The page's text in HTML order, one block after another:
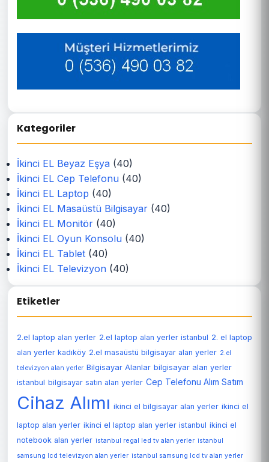
Kategoriler
İkinci EL Beyaz Eşya (40)
İkinci EL Cep Telefonu (40)
İkinci EL Laptop (40)
İkinci EL Masaüstü Bilgisayar (40)
İkinci EL Monitör (40)
İkinci EL Oyun Konsolu (40)
İkinci EL Tablet (40)
İkinci EL Televizyon (40)
Etiketler
2.el laptop alan yerler 2.el laptop alan yerler istanbul 2. el laptop
alan yerler kadıköy 2.el masaüstü bilgisayar alan yerler 2.el
televizyon alan yerler Bilgisayar Alanlar bilgisayar alan yerler
istanbul bilgisayar satın alan yerler Cep Telefonu Alım Satım
Cihaz Alımı ikinci el bilgisayar alan yerler ikinci el
laptop alan yerler ikinci el laptop alan yerler istanbul ikinci el
notebook alan yerler istanbul regal led tv alan yerler istanbul
samsung lcd televizyon alan yerler istanbul samsung lcd tv alan yerler